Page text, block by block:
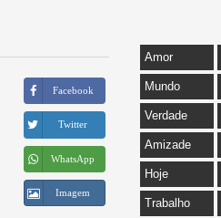
Facebook
Twitter
WhatsApp
Imagem
Amor
Mundo
Verdade
Amizade
Hoje
Trabalho